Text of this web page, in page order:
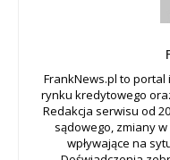
FrankNews.pl to
rynku kredytowego
Redakcja serwisu od
sądowego, zmiany
wpływające na